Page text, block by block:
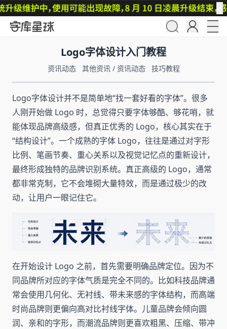
Logo字体设计入门教程
资讯动态 其他资讯 / 资讯动态 技巧教程
Logo字体设计并不是简单地“找一套好看的字体”。很多
人刚开始做 Logo 时，总觉得只要字体够酷、够花哨，就
能体现品牌高级感，但真正优秀的 Logo，核心其实在于
“结构设计”。一个成熟的字体 Logo，往往是通过对字形
比例、笔画节奏、重心关系以及视觉记忆点的重新设计，
最终形成独特的品牌识别系统。真正高级的 Logo，通常
都非常克制，它不会堆砌大量特效，而是通过极少的改
动，让用户一眼记住它。
在开始设计 Logo 之前，首先需要明确品牌定位。因为不
同品牌所对应的字体气质是完全不同的。比如科技品牌通
常会使用几何化、无衬线、带未来感的字体结构，而高端
时尚品牌则更偏向高对比衬线字体。儿童品牌会倾向圆
润、亲和的字形，而潮流品牌则更喜欢粗黑、压缩、带冲